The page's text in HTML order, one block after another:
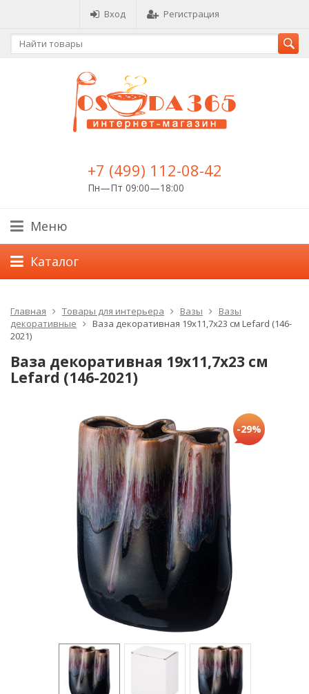
Вход Регистрация
+7 (499) 112-08-42
Пн—Пт 09:00—18:00
Меню
Каталог
Главная Товары для интерьера Вазы
Вазы
декоративные
Ваза декоративная 19х11,7х23 см Lefard (146-
2021)
Ваза декоративная 19х11,7х23 см
Lefard (146-2021)
-29%